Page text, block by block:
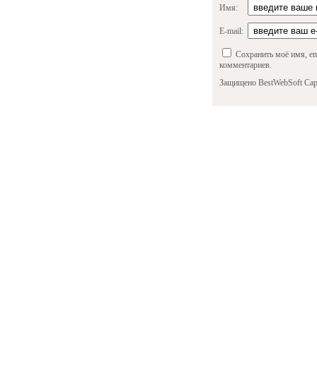
Имя:
E-mail:
Сохранить моё имя,
комментариев.
Защищено BestWebSoft